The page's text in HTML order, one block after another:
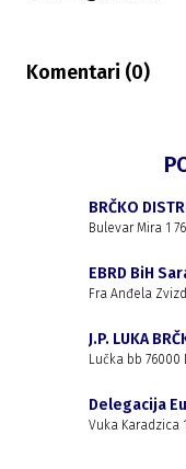
Komentari (0)
BRČKO
Bulevar Mira 1
EBRD BiH
Fra Anđela
J.P. LUKA
Lučka bb 76000
Delegacija
Vuka Karadzica